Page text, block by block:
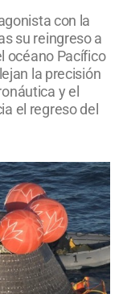
con la
su reingreso a
océano Pacífico
la precisión
y el
el regreso del